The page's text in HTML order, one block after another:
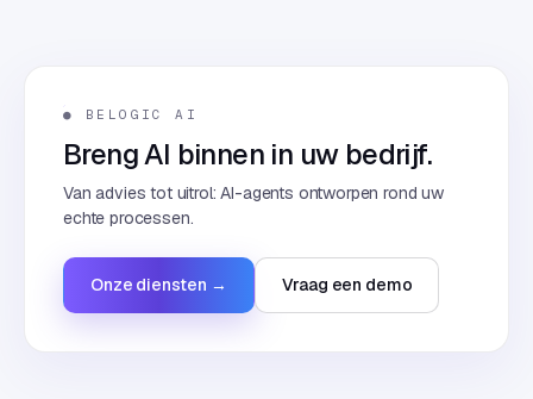
● BELOGIC AI
Breng AI binnen in uw bedrijf.
Van advies tot uitrol: AI-agents ontworpen rond uw
echte processen.
Onze diensten → Vraag een demo